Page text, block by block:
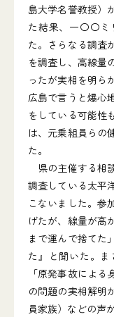
島大学名誉教授）
た結果、一〇〇
た。さらなる調査
を調査し、高線量
ったが実相を明ら
広島で言うと爆心
をしている可能性
は、元乗組員らの
た。
県の主催する相
調査している太平
こないました。参
げたが、線量が高
まで運んで捨てた
た』と聞いた。ま
「原発事故によ
の問題の実相解明
員家族）などの声